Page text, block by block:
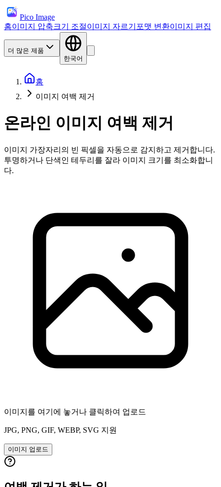
Pico Image
홈이미지 압축크기 조절이미지 자르기 포맷 변환이미지 편집
더 많은 제품
한국어
홈
이미지 여백 제거
온라인 이미지 여백 제거
이미지 가장자리의 빈 픽셀을 자동으로 감지하고 제거합니다.
투명하거나 단색인 테두리를 잘라 이미지 크기를 최소화합니
다.
이미지를 여기에 놓거나 클릭하여 업로드
JPG, PNG, GIF, WEBP, SVG 지원
이미지 업로드